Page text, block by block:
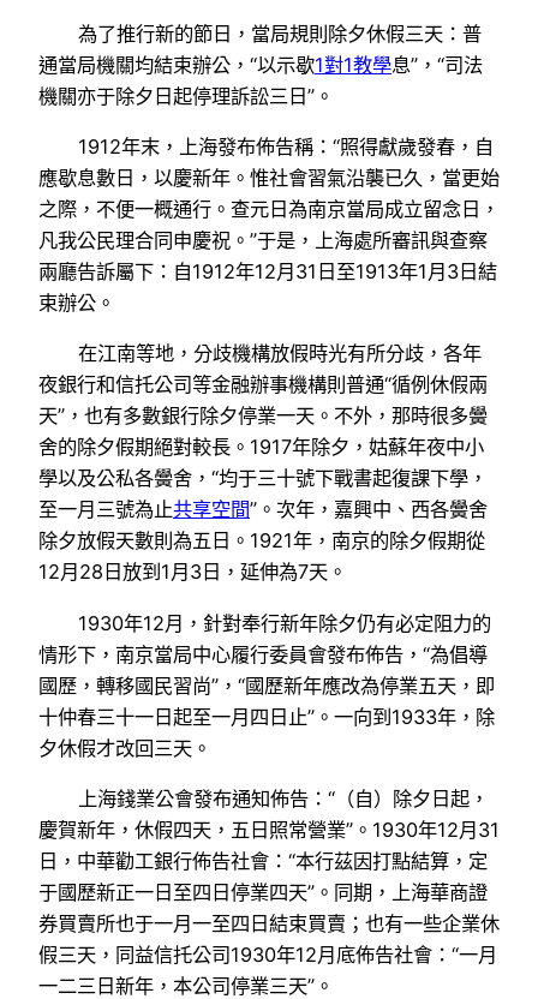
為了推行新的節日，當局規則除夕休假三天：普
通當局機關均結束辦公，“以示歇1對1教學息”，“司法
機關亦于除夕日起停理訴訟三日”。
1912年末，上海發布佈告稱：“照得獻歲發春，自
應歇息數日，以慶新年。惟社會習氣沿襲已久，當更始
之際，不便一概通行。查元日為南京當局成立留念日，
凡我公民理合同申慶祝。”于是，上海處所審訊與查察
兩廳告訴屬下：自1912年12月31日至1913年1月3日結
束辦公。
在江南等地，分歧機構放假時光有所分歧，各年
夜銀行和信托公司等金融辦事機構則普通“循例休假兩
天”，也有多數銀行除夕停業一天。不外，那時很多黌
舍的除夕假期絕對較長。1917年除夕，姑蘇年夜中小
學以及公私各黌舍，“均于三十號下戰書起復課下學，
至一月三號為止共享空間”。次年，嘉興中、西各黌舍
除夕放假天數則為五日。1921年，南京的除夕假期從
12月28日放到1月3日，延伸為7天。
1930年12月，針對奉行新年除夕仍有必定阻力的
情形下，南京當局中心履行委員會發布佈告，“為倡導
國歷，轉移國民習尚”，“國歷新年應改為停業五天，即
十仲春三十一日起至一月四日止”。一向到1933年，除
夕休假才改回三天。
上海錢業公會發布通知佈告：“（自）除夕日起，
慶賀新年，休假四天，五日照常營業”。1930年12月31
日，中華勸工銀行佈告社會：“本行茲因打點結算，定
于國歷新正一日至四日停業四天”。同期，上海華商證
券買賣所也于一月一至四日結束買賣；也有一些企業休
假三天，同益信托公司1930年12月底佈告社會：“一月
一二三日新年，本公司停業三天”。